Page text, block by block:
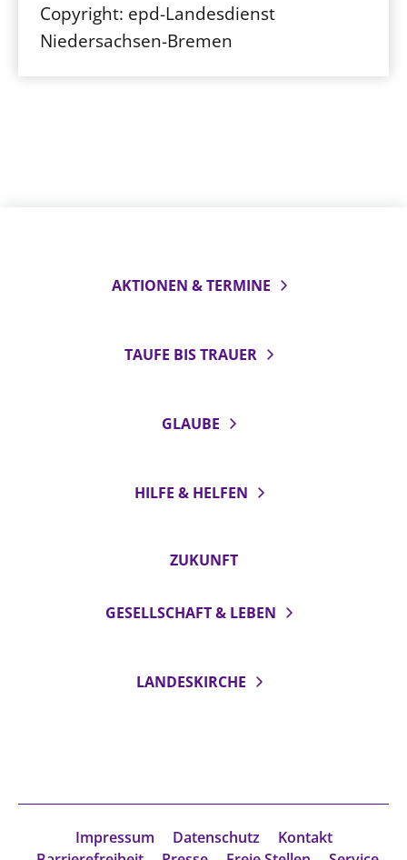
Copyright: epd-Landesdienst
Niedersachsen-Bremen
AKTIONEN & TERMINE
TAUFE BIS TRAUER
GLAUBE
HILFE & HELFEN
ZUKUNFT
GESELLSCHAFT & LEBEN
LANDESKIRCHE
Impressum Datenschutz
Kontakt